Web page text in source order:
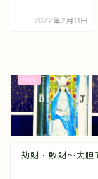
2022年2月11日
劫財・敗財～大胆